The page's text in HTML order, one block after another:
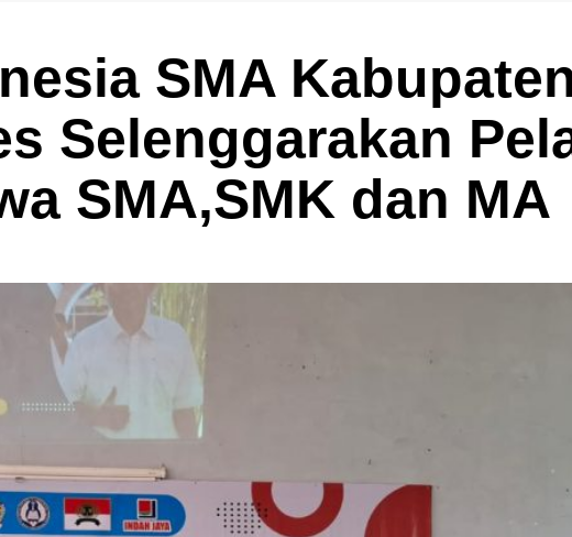
SMA
Selenggarakan
SMA,SMK dan MA